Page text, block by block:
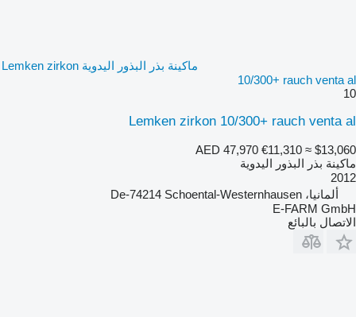
ماكينة بذر البذور اليدوية Lemken zirkon
10/300+ rauch venta al
10
Lemken zirkon 10/300+ rauch venta al
AED 47,970 €11,310 ≈ $13,060
ماكينة بذر البذور اليدوية
2012
ألمانيا، De-74214 Schoental-Westernhausen
E-FARM GmbH
الاتصال بالبائع